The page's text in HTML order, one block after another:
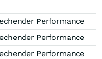
Performance
Performance
Performance